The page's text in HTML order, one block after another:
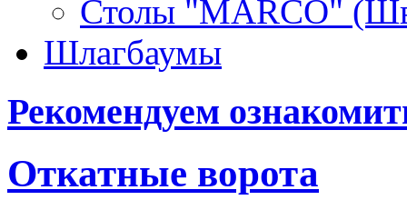
Столы "MARCO"
Шлагбаумы
Рекомендуем
Откатные ворота